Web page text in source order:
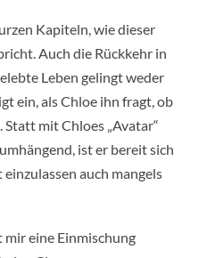
Kapiteln, wie dieser
Auch die Rückkehr in
Leben gelingt weder
ein, als Chloe ihn fragt, ob
mit Chloes „Avatar“
ist er bereit sich
auch mangels
eine Einmischung